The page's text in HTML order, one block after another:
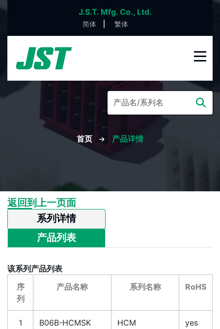
J.S.T. Mfg. Co., Ltd.
简体 繁体
首页 产品详情
返回到上一页面
系列详情
产品列表
该系列产品列表
序
列
产品名称 系列名称 RoHS
1 B06B-HCMSK
HCM
yes